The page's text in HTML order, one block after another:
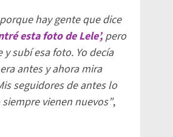
hay gente que dice
esta foto de Lele’, pero
y subí esa foto. Yo decía
antes y ahora mira
seguidores de antes lo
vienen nuevos”,